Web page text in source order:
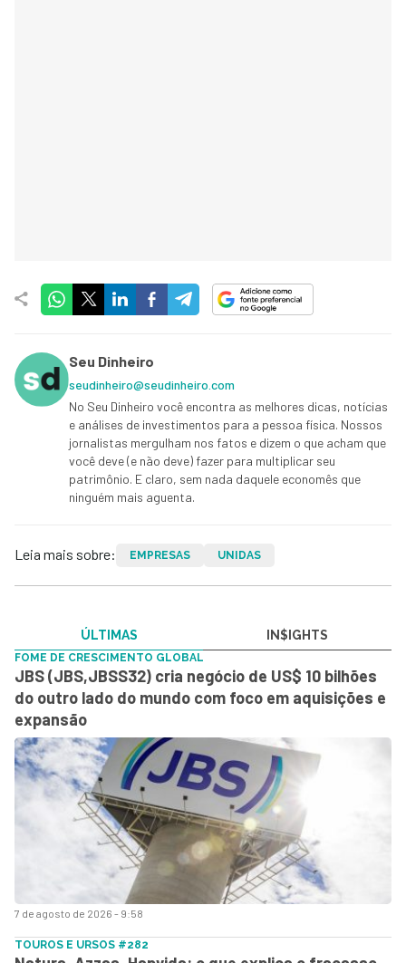
Seu Dinheiro
seudinheiro@seudinheiro.com
No Seu Dinheiro você encontra as melhores dicas, notícias
e análises de investimentos para a pessoa física. Nossos
jornalistas mergulham nos fatos e dizem o que acham que
você deve (e não deve) fazer para multiplicar seu
patrimônio. E claro, sem nada daquele economês que
ninguém mais aguenta.
Leia mais sobre: EMPRESAS UNIDAS
ÚLTIMAS IN$IGHTS
7 de agosto de 2026 - 9:58
FOME DE CRESCIMENTO GLOBAL
JBS (JBS,JBSS32) cria negócio de US$ 10 bilhões
do outro lado do mundo com foco em aquisições e
expansão
TOUROS E URSOS #282